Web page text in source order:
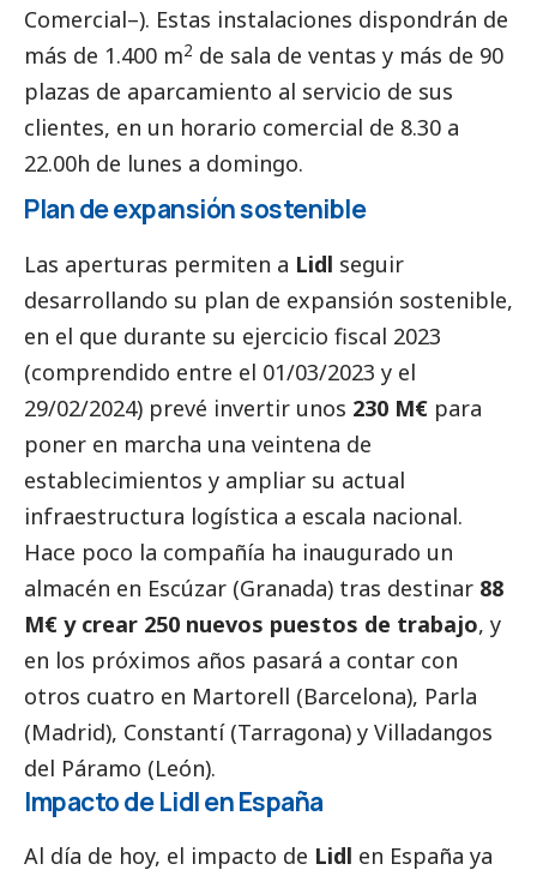
Comercial–). Estas instalaciones dispondrán de
más de 1.400 m2 de sala de ventas y más de 90
plazas de aparcamiento al servicio de sus
clientes, en un horario comercial de 8.30 a
22.00h de lunes a domingo.
Plan de expansión sostenible
Las aperturas permiten a Lidl seguir
desarrollando su plan de expansión sostenible,
en el que durante su ejercicio fiscal 2023
(comprendido entre el 01/03/2023 y el
29/02/2024) prevé invertir unos 230 M€ para
poner en marcha una veintena de
establecimientos y ampliar su actual
infraestructura logística a escala nacional.
Hace poco la compañía ha inaugurado un
almacén en Escúzar (Granada) tras destinar 88
M€ y crear 250 nuevos puestos de trabajo, y
en los próximos años pasará a contar con
otros cuatro en Martorell (Barcelona), Parla
(Madrid), Constantí (Tarragona) y Villadangos
del Páramo (León).
Impacto de Lidl en España
Al día de hoy, el impacto de Lidl en España ya